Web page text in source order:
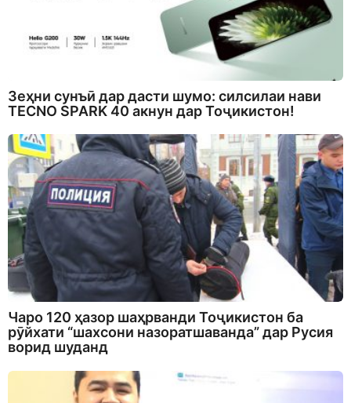
Зеҳни сунъӣ дар дасти шумо: силсилаи нави
TECNO SPARK 40 акнун дар Тоҷикистон!
Чаро 120 ҳазор шаҳрванди Тоҷикистон ба
рӯйхати “шахсони назоратшаванда” дар Русия
ворид шуданд